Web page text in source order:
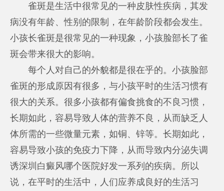
雀斑是生活中很常见的一种皮肤性疾病，其发
病没有年龄、性别的限制，在年龄阶段都会发生。
小孩长雀斑是很常见的一种现象，小孩脸部长了雀
斑会带来很大的影响。
每个人对自己的外貌都是很在乎的。小孩脸部
雀斑的形成原因有很多，与小孩平时的生活习惯有
很大的关系。很多小孩都有偏食挑食的不良习惯，
长期如此，容易导致人体的营养不良，从而缺乏人
体所需的一些微量元素，如铜、锌等。长期如此，
容易导致小孩的免疫力下降，从而导致内分泌失调
诱深圳白癜风哪个医院好发一系列的疾病。所以
说，在平时的生活中，人们应养成良好的生活习